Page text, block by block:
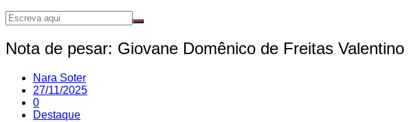
Nota de pesar: Giovane Domênico de Freitas Valentino
Nara Soter
27/11/2025
0
Destaque